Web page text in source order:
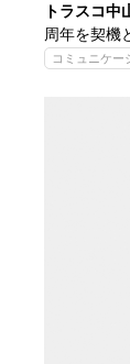
トラスコ中
周年を契機
コミュニケー